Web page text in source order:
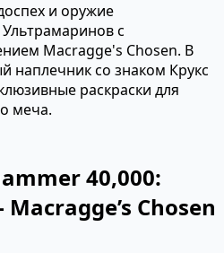
и оружие
с
Macragge's Chosen. В
наплечник со знаком Крукс
раскраски для
меча.
40,000:
Chosen